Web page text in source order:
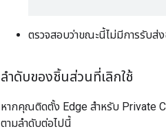
ตรวจสอบว่าขณะนี้ไม่มีการรับ
ลำดับของชิ้นส่วนที่เลิกใช้
หากคุณติดตั้ง Edge สำหรับ Private
ตามลำดับต่อไปนี้